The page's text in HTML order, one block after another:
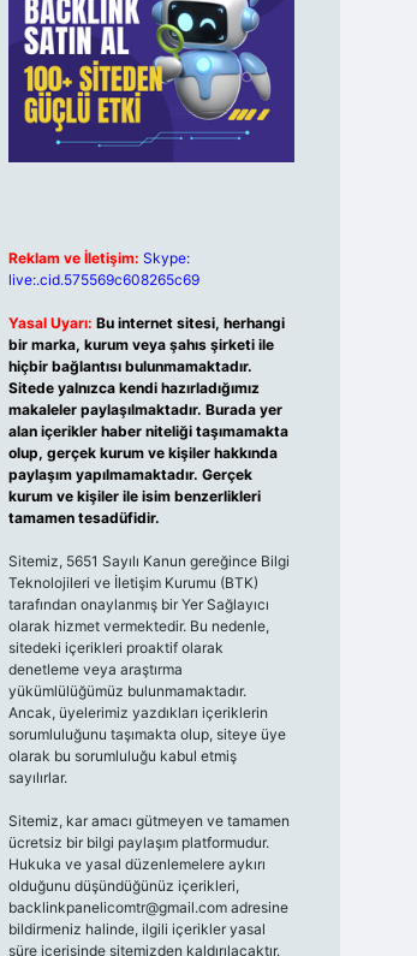
Reklam ve İletişim: Skype:
live:.cid.575569c608265c69
Yasal Uyarı: Bu internet sitesi, herhangi
bir marka, kurum veya şahıs şirketi ile
hiçbir bağlantısı bulunmamaktadır.
Sitede yalnızca kendi hazırladığımız
makaleler paylaşılmaktadır. Burada yer
alan içerikler haber niteliği taşımamakta
olup, gerçek kurum ve kişiler hakkında
paylaşım yapılmamaktadır. Gerçek
kurum ve kişiler ile isim benzerlikleri
tamamen tesadüfidir.
Sitemiz, 5651 Sayılı Kanun gereğince Bilgi
Teknolojileri ve İletişim Kurumu (BTK)
tarafından onaylanmış bir Yer Sağlayıcı
olarak hizmet vermektedir. Bu nedenle,
sitedeki içerikleri proaktif olarak
denetleme veya araştırma
yükümlülüğümüz bulunmamaktadır.
Ancak, üyelerimiz yazdıkları içeriklerin
sorumluluğunu taşımakta olup, siteye üye
olarak bu sorumluluğu kabul etmiş
sayılırlar.
Sitemiz, kar amacı gütmeyen ve tamamen
ücretsiz bir bilgi paylaşım platformudur.
Hukuka ve yasal düzenlemelere aykırı
olduğunu düşündüğünüz içerikleri,
backlinkpanelicomtr@gmail.comadresine
bildirmeniz halinde, ilgili içerikler yasal
süre içerisinde sitemizden kaldırılacaktır.